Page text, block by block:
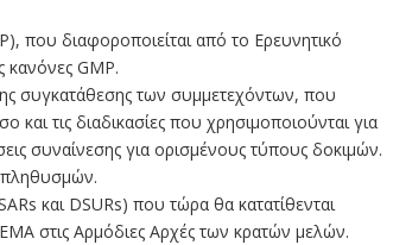
που διαφοροποιείται από το Ερευνητικό
κανόνες GΜP.
συγκατάθεσης των συμμετεχόντων, που
τις διαδικασίες που χρησιμοποιούνται για
συναίνεσης για ορισμένους τύπους δοκιμών.
πληθυσμών.
και DSURs) που τώρα θα κατατίθενται
στις Αρμόδιες Αρχές των κρατών μελών.